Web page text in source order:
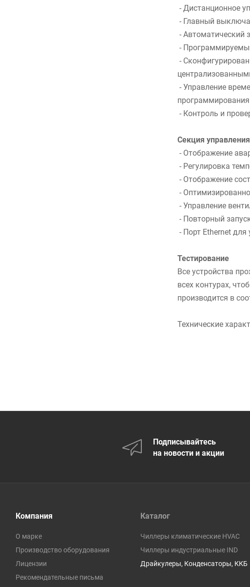
- Дистанционное
- Главный
- Автоматический
-
-
- Управление
- Контроль и
Секция управления
- Отображение
- Регулировка
- Отображение
-
- Управление
- Повторный
- Порт Ethernet
Тестирование
Все устройства
всех контурах,
производится в
Технические
Подписывайтесь
на новости и акции
Компания
О марке
Производство оборудования
Лицензии
Рекомендательные письма
Каталог
Чиллеры климатические HVAC
Чиллеры индустриальные IND
Драйкулеры, Конденсаторы, ККБ